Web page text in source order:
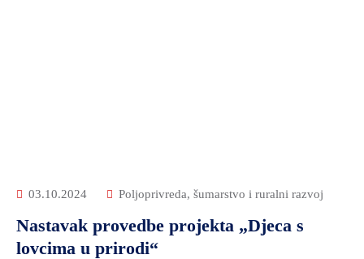
03.10.2024 Poljoprivreda, šumarstvo i ruralni razvoj
Nastavak provedbe projekta „Djeca s
lovcima u prirodi“